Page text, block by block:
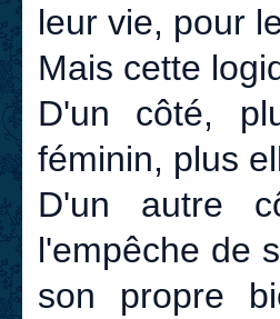
leur vie, pour
Mais cette
D'un côté,
féminin, plus
D'un autre
l'empêche de
son propre